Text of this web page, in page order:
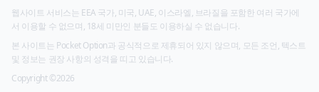
웹사이트 서비스는 EEA 국가, 미국, UAE, 이스라엘, 브라질을 포함한 여러 국가에
서 이용할 수 없으며, 18세 미만인 분들도 이용하실 수 없습니다.
본 사이트는 Pocket Option과 공식적으로 제휴되어 있지 않으며, 모든 조언, 텍스트
및 정보는 권장 사항의 성격을 띠고 있습니다.
Copyright ©2026